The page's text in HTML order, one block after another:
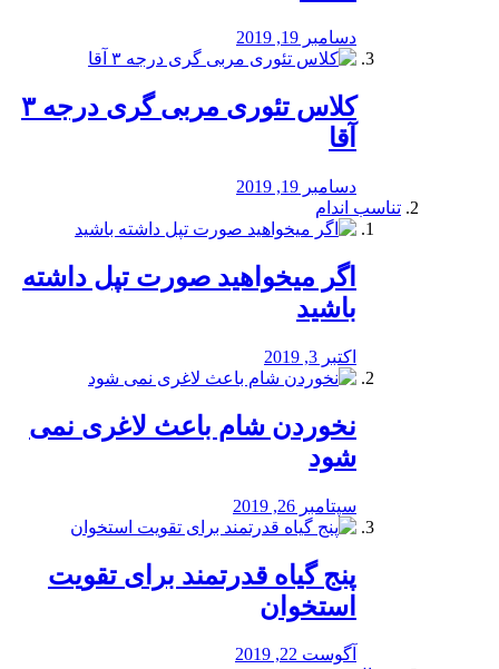
دسامبر 19, 2019
کلاس تئوری مربی گری درجه ۳
آقا
دسامبر 19, 2019
تناسب اندام
اگر میخواهید صورت تپل داشته
باشید
اکتبر 3, 2019
نخوردن شام باعث لاغری نمی
‌شود
سپتامبر 26, 2019
پنج گیاه قدرتمند برای تقویت
استخوان
آگوست 22, 2019